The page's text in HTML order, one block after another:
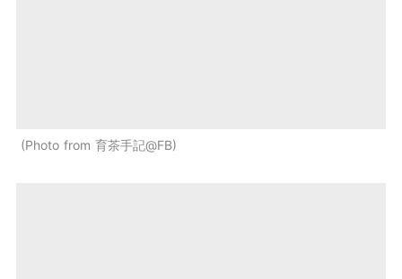
Photo from 育茶手記@FB